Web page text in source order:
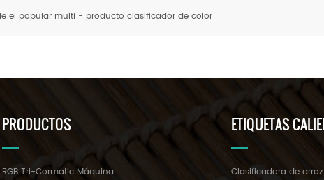
el popular multi - producto clasificador de color
PRODUCTOS
RGB Tri-Cormatic Máquina
ETIQUETAS
Clasificadora de